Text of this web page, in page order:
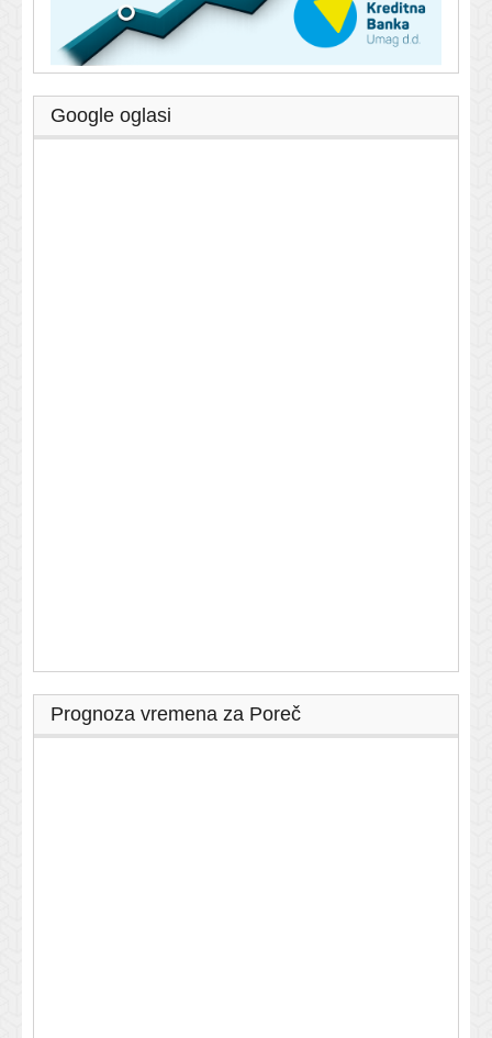
Google oglasi
Prognoza vremena za Poreč